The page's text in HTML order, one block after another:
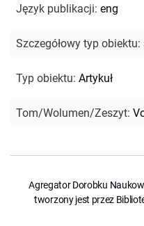
Język publikacji: eng
Szczegółowy typ obiektu:
Typ obiektu: Artykuł
Tom/Wolumen/Zeszyt:
Agregator Dorobku
tworzony jest przez